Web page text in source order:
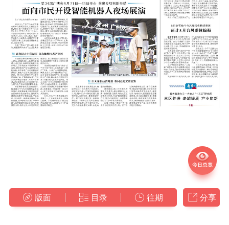
版面 目录 往期 分享